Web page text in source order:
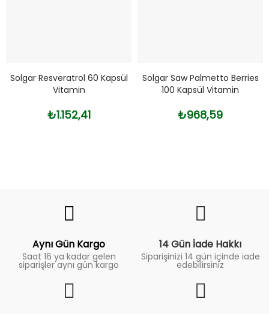
Solgar Resveratrol 60 Kapsül
Vitamin
₺1.152,41
Solgar Saw Palmetto Berries
100 Kapsül Vitamin
₺968,59
Aynı Gün Kargo
Saat 16 ya kadar gelen
siparişler aynı gün kargo
14 Gün İade Hakkı
Siparişinizi 14 gün içinde iade
edebilirsiniz